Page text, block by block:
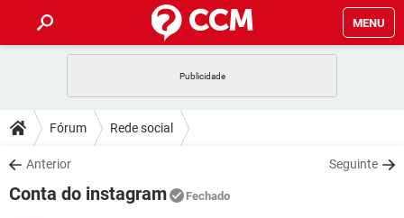
MENU
CELULAR
OUTLOOK
INSTAGRAM GMAIL
DICAS
JOGOS
DOWNLOADS
JOGOS WHATSAPP
Fórum Rede social
Anterior Seguinte
Conta do instagram Fechado